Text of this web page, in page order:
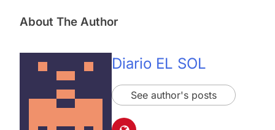
About The Author
Diario EL SOL
See author's posts